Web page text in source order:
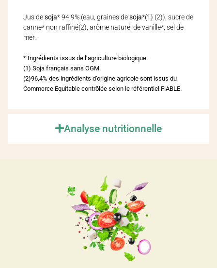
Analyse nutritionnelle
Jus desoja* 94,9% (eau, graines desoja*(1) (2)), sucre de
canne* non raffiné(2), arôme naturel de vanille*, sel de
mer.
* Ingrédients issus de l’agriculture biologique.
(1) Soja français sans OGM.
(2)96,4% des ingrédients d’origine agricole sont issus du
Commerce Equitable contrôlée selon le référentiel FiABLE.